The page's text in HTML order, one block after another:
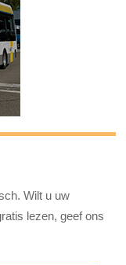
Wilt u uw
lezen, geef ons